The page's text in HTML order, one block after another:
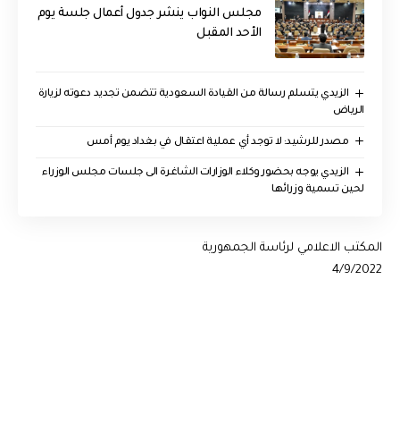
مجلس النواب ينشر جدول أعمال جلسة يوم
الأحد المقبل
الزيدي يتسلم رسالة من القيادة السعودية تتضمن تجديد دعوته لزيارة
الرياض
مصدر للرشيد: لا توجد أي عملية اعتقال في بغداد يوم أمس
الزيدي يوجه بحضور وكلاء الوزارات الشاغرة الى جلسات مجلس الوزراء
لحين تسمية وزرائها
المكتب الاعلامي لرئاسة الجمهورية
4/9/2022